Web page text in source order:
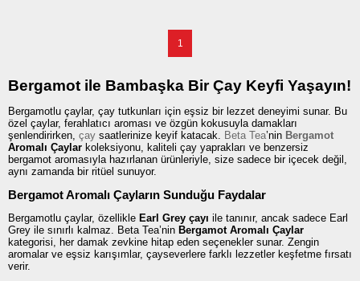
1
Bergamot ile Bambaşka Bir Çay Keyfi Yaşayın!
Bergamotlu çaylar, çay tutkunları için eşsiz bir lezzet deneyimi sunar. Bu
özel çaylar, ferahlatıcı aroması ve özgün kokusuyla damakları
şenlendirirken, çay saatlerinize keyif katacak. Beta Tea’nin Bergamot
Aromalı Çaylar koleksiyonu, kaliteli çay yaprakları ve benzersiz
bergamot aromasıyla hazırlanan ürünleriyle, size sadece bir içecek değil,
aynı zamanda bir ritüel sunuyor.
Bergamot Aromalı Çayların Sunduğu Faydalar
Bergamotlu çaylar, özellikle Earl Grey çayı ile tanınır, ancak sadece Earl
Grey ile sınırlı kalmaz. Beta Tea’nin Bergamot Aromalı Çaylar
kategorisi, her damak zevkine hitap eden seçenekler sunar. Zengin
aromalar ve eşsiz karışımlar, çayseverlere farklı lezzetler keşfetme fırsatı
verir.